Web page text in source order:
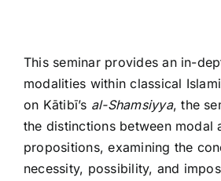
This seminar provides an in-
modalities within classical
on Kātibī’s al-Shamsiyya, the
the distinctions between modal
propositions, examining the
necessity, possibility, and